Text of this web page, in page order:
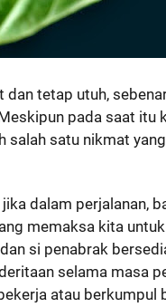
tetap utuh,
pada saat itu
salah satu nikmat
dalam perjalanan,
memaksa kita
si penabrak
selama masa
atau berkumpul